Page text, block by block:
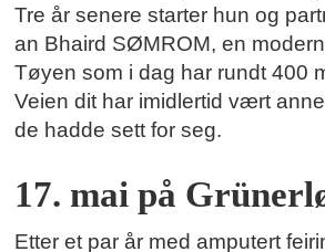
Tre år senere starter hun og
an Bhaird SØMROM, en
Tøyen som i dag har rundt 400
Veien dit har imidlertid vært
de hadde sett for seg.
17. mai på
Etter et par år med amputert